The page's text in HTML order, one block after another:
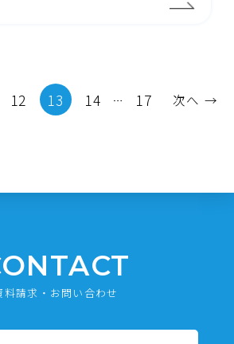
12 13 14 … 17 次へ →
料請求・お問い合わせ